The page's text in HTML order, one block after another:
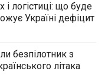
і логістиці: що буде
Україні дефіцит
безпілотник з
літака